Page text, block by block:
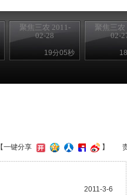
聚焦三农 2011-
02-28
19分05秒
聚焦三农
02-
【一键分享 】
2011-3-6